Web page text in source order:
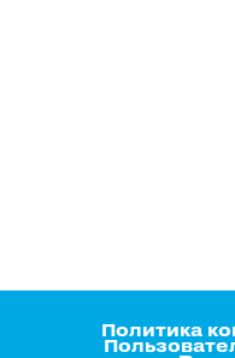
Политика